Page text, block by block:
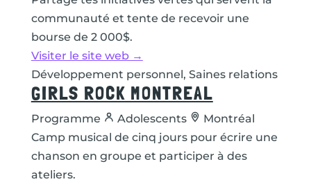
communauté et tente de recevoir une
bourse de 2 000$.
Visiter le site web →
Développement personnel, Saines relations
GIRLS ROCK MONTREAL
Programme Adolescents
Montréal
Camp musical de cinq jours pour écrire une
chanson en groupe et participer à des
ateliers.